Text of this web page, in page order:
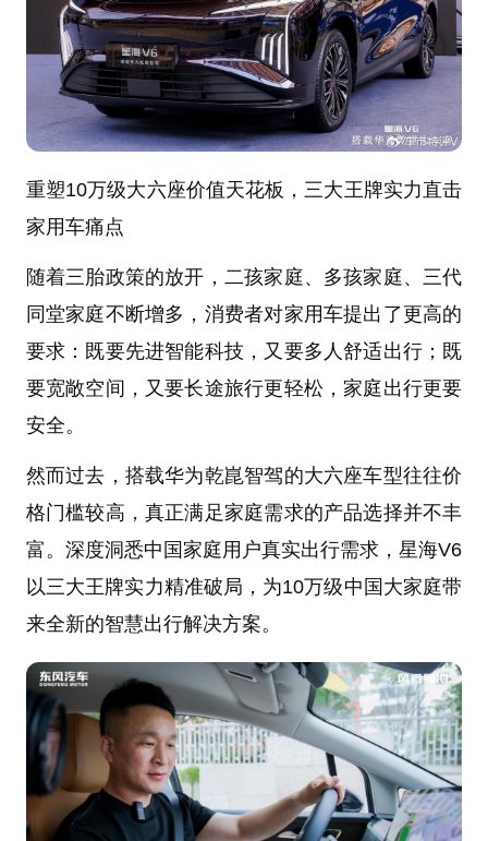
重塑10万级大六座价值天花板，三大王牌实力直击
家用车痛点
随着三胎政策的放开，二孩家庭、多孩家庭、三代
同堂家庭不断增多，消费者对家用车提出了更高的
要求：既要先进智能科技，又要多人舒适出行；既
要宽敞空间，又要长途旅行更轻松，家庭出行更要
安全。
然而过去，搭载华为乾崑智驾的大六座车型往往价
格门槛较高，真正满足家庭需求的产品选择并不丰
富。深度洞悉中国家庭用户真实出行需求，星海V6
以三大王牌实力精准破局，为10万级中国大家庭带
来全新的智慧出行解决方案。